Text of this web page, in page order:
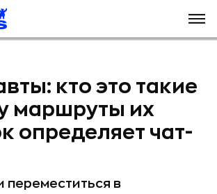
кто это такие
маршруты их
определяет чат-
переместиться в